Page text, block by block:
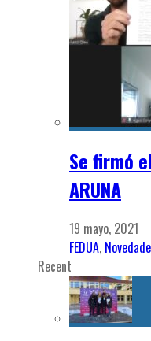
Se firmó
ARUNA
19 mayo, 2021
FEDUA,
Recent